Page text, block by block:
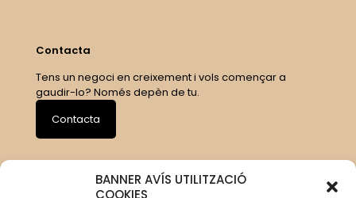
BANNER AVÍS UTILITZACIÓ
COOKIES
Contacta
Tens un negoci en creixement i vols començar a
gaudir-lo? Només depèn de tu.
Contacta